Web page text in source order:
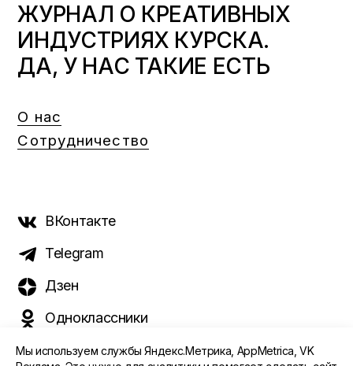
ЖУРНАЛ О КРЕАТИВНЫХ
ИНДУСТРИЯХ КУРСКА.
ДА, У НАС ТАКИЕ ЕСТЬ
О нас
Сотрудничество
ВКонтакте
Telegram
Дзен
Одноклассники
Мы используем службы Яндекс.Метрика, AppMetrica, VK